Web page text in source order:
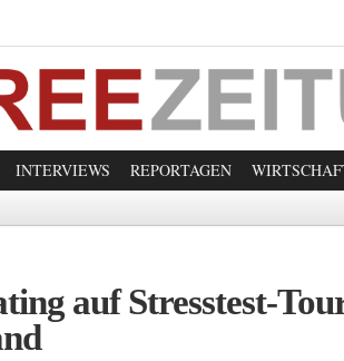
INTERVIEWS REPORTAGEN
auf Stresstest-